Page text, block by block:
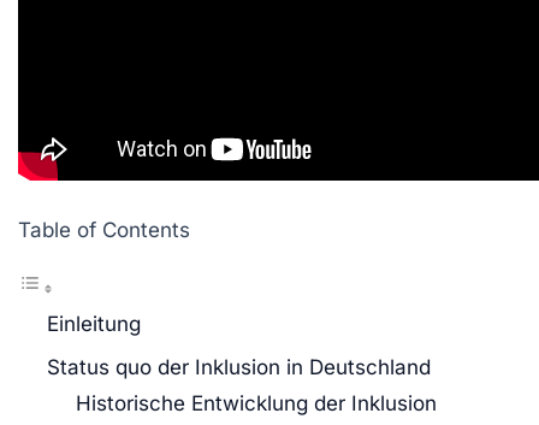
Table of Contents
Einleitung
Status quo der Inklusion in Deutschland
Historische Entwicklung der Inklusion